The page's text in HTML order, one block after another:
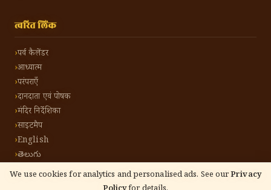
We use cookies for analytics and personalised ads. See ourPrivacy
त्वरित लिंक
पर्व कैलेंडर
आध्यात्म
परंपराएँ
दानदाता एवं पोषक
मंदिर निर्देशिका
साइटमैप
English
తెలుగు